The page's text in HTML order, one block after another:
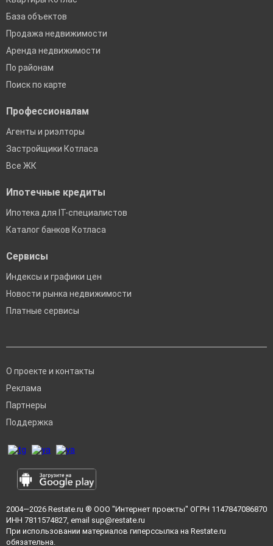
База объектов
Продажа недвижимости
Аренда недвижимости
По районам
Поиск по карте
Профессионалам
Агенты и риэлторы
Застройщики Котласа
Все ЖК
Ипотечные кредиты
Ипотека для IT-специалистов
Каталог банков Котласа
Сервисы
Индексы и графики цен
Новости рынка недвижимости
Платные сервисы
О проекте и контакты
Реклама
Партнеры
Поддержка
2004—2026 Restate.ru ® ООО "Интернет проекты" ОГРН 1147847086870
ИНН 7811574827, email sup@restate.ru
При использовании материалов гиперссылка на Restate.ru
обязательна.